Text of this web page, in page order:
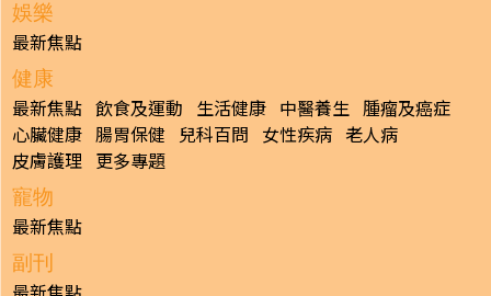
娛樂
最新焦點
健康
最新焦點 飲食及運動 生活健康 中醫養生 腫瘤及癌症
心臟健康 腸胃保健 兒科百問 女性疾病 老人病
皮膚護理 更多專題
寵物
最新焦點
副刊